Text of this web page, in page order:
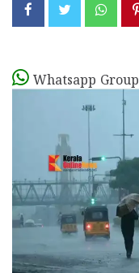
Whatsapp Group